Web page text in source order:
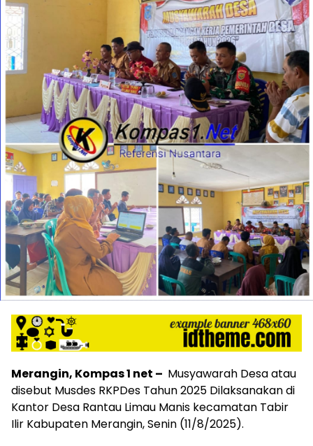
Merangin, Kompas 1 net – Musyawarah Desa atau
disebut Musdes RKPDes Tahun 2025 Dilaksanakan di
Kantor Desa Rantau Limau Manis kecamatan Tabir
Ilir Kabupaten Merangin, Senin (11/8/2025).